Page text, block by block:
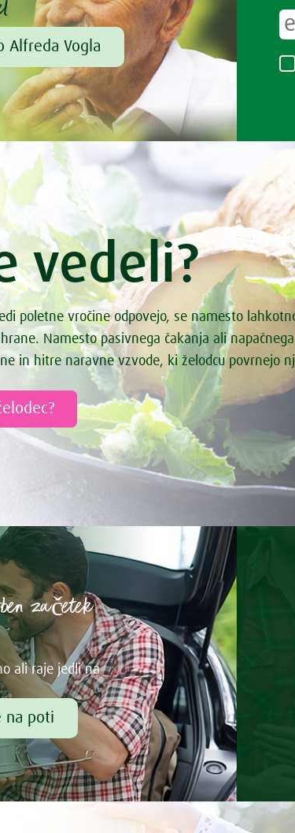
Alfreda Vogla
vedeli?
poletne vročine odpovejo, se namesto
Namesto pasivnega čakanja ali
in hitre naravne vzvode, ki želodcu povrnejo
začetek
ali raje jedli na
na poti